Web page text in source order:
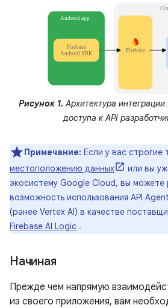
Рисунок 1. Архитектура
доступа к API
Примечание: Если у вас строгие
местоположению данных
или вы
экосистему Google Cloud, вы можете
возможность использования API
(ранее Vertex AI) в качестве
Firebase AI Logic .
Начиная
Прежде чем напрямую
из своего приложения, вам